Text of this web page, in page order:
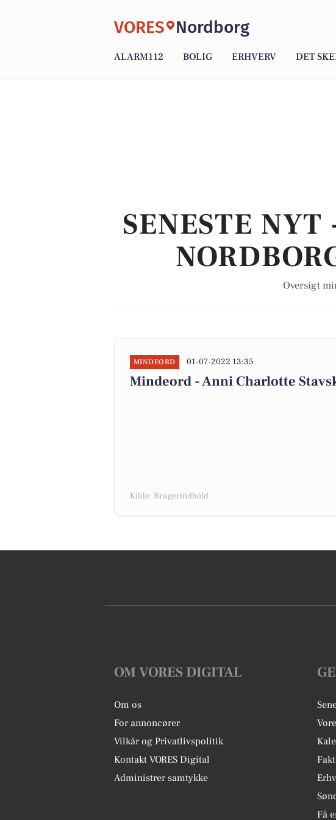
VORES Nordborg
ALARM112 BOLIG ERHVERV DET
SENESTE
Oversigt
MINDEORD 01-07-2022 13:35
Mindeord - Anni Charlotte
Kilde: Brugerindhold
OM VORES DIGITAL
Om os
For annoncører
Vilkår og Privatlivspolitik
Kontakt VORES Digital
Administrer samtykke
Få